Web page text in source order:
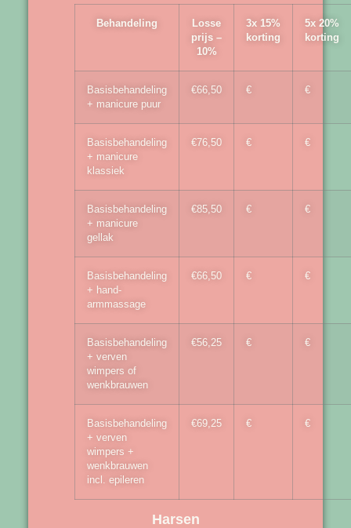
Behandeling
Losse
prijs –
10%
3x 15%
korting
5x 20%
korting
Basisbehandeling
+ manicure puur
€66,50 € €
Basisbehandeling
+ manicure
klassiek
€76,50 € €
Basisbehandeling
+ manicure
gellak
€85,50 € €
Basisbehandeling
+ hand-
armmassage
€66,50 € €
Basisbehandeling
+ verven
wimpers of
wenkbrauwen
€56,25 € €
Basisbehandeling
+ verven
wimpers +
wenkbrauwen
incl. epileren
€69,25 € €
Harsen